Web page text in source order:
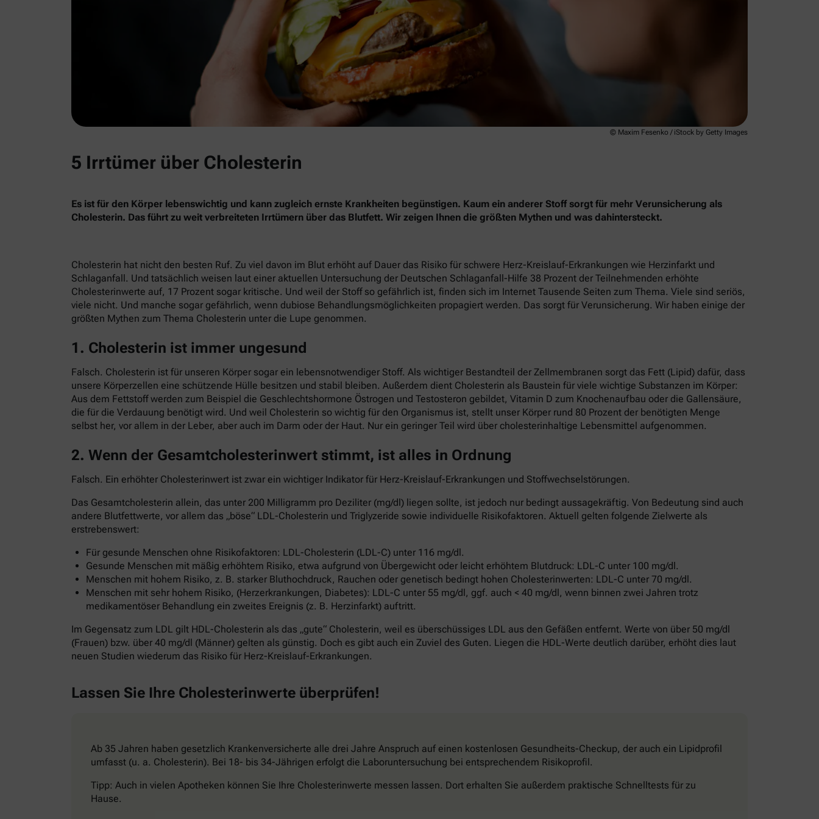
© Maxim Fesenko / iStock by Getty Images
5 Irrtümer über Cholesterin
Es ist für den Körper lebenswichtig und kann zugleich ernste Krankheiten begünstigen. Kaum ein anderer Stoff sorgt für mehr Verunsicherung als
Cholesterin. Das führt zu weit verbreiteten Irrtümern über das Blutfett. Wir zeigen Ihnen die größten Mythen und was dahintersteckt.
Cholesterin hat nicht den besten Ruf. Zu viel davon im Blut erhöht auf Dauer das Risiko für schwere Herz-Kreislauf-Erkrankungen wie Herzinfarkt und
Schlaganfall. Und tatsächlich weisen laut einer aktuellen Untersuchung der Deutschen Schlaganfall-Hilfe 38 Prozent der Teilnehmenden erhöhte
Cholesterinwerte auf, 17 Prozent sogar kritische. Und weil der Stoff so gefährlich ist, finden sich im Internet Tausende Seiten zum Thema. Viele sind seriös,
viele nicht. Und manche sogar gefährlich, wenn dubiose Behandlungsmöglichkeiten propagiert werden. Das sorgt für Verunsicherung. Wir haben einige der
größten Mythen zum Thema Cholesterin unter die Lupe genommen.
1. Cholesterin ist immer ungesund
Falsch. Cholesterin ist für unseren Körper sogar ein lebensnotwendiger Stoff. Als wichtiger Bestandteil der Zellmembranen sorgt das Fett (Lipid) dafür, dass
unsere Körperzellen eine schützende Hülle besitzen und stabil bleiben. Außerdem dient Cholesterin als Baustein für viele wichtige Substanzen im Körper:
Aus dem Fettstoff werden zum Beispiel die Geschlechtshormone Östrogen und Testosteron gebildet, Vitamin D zum Knochenaufbau oder die Gallensäure,
die für die Verdauung benötigt wird. Und weil Cholesterin so wichtig für den Organismus ist, stellt unser Körper rund 80 Prozent der benötigten Menge
selbst her, vor allem in der Leber, aber auch im Darm oder der Haut. Nur ein geringer Teil wird über cholesterinhaltige Lebensmittel aufgenommen.
2. Wenn der Gesamtcholesterinwert stimmt, ist alles in Ordnung
Falsch. Ein erhöhter Cholesterinwert ist zwar ein wichtiger Indikator für Herz-Kreislauf-Erkrankungen und Stoffwechselstörungen.
Das Gesamtcholesterin allein, das unter 200 Milligramm pro Deziliter (mg/dl) liegen sollte, ist jedoch nur bedingt aussagekräftig. Von Bedeutung sind auch
andere Blutfettwerte, vor allem das „böse“ LDL-Cholesterin und Triglyzeride sowie individuelle Risikofaktoren. Aktuell gelten folgende Zielwerte als
erstrebenswert:
Für gesunde Menschen ohne Risikofaktoren: LDL-Cholesterin (LDL-C) unter 116 mg/dl.
Gesunde Menschen mit mäßig erhöhtem Risiko, etwa aufgrund von Übergewicht oder leicht erhöhtem Blutdruck: LDL-C unter 100 mg/dl.
Menschen mit hohem Risiko, z. B. starker Bluthochdruck, Rauchen oder genetisch bedingt hohen Cholesterinwerten: LDL-C unter 70 mg/dl.
Menschen mit sehr hohem Risiko, (Herzerkrankungen, Diabetes): LDL-C unter 55 mg/dl, ggf. auch < 40 mg/dl, wenn binnen zwei Jahren trotz
medikamentöser Behandlung ein zweites Ereignis (z. B. Herzinfarkt) auftritt.
Im Gegensatz zum LDL gilt HDL-Cholesterin als das „gute“ Cholesterin, weil es überschüssiges LDL aus den Gefäßen entfernt. Werte von über 50 mg/dl
(Frauen) bzw. über 40 mg/dl (Männer) gelten als günstig. Doch es gibt auch ein Zuviel des Guten. Liegen die HDL-Werte deutlich darüber, erhöht dies laut
neuen Studien wiederum das Risiko für Herz-Kreislauf-Erkrankungen.
Lassen Sie Ihre Cholesterinwerte überprüfen!
Ab 35 Jahren haben gesetzlich Krankenversicherte alle drei Jahre Anspruch auf einen kostenlosen Gesundheits-Checkup, der auch ein Lipidprofil
umfasst (u. a. Cholesterin). Bei 18- bis 34-Jährigen erfolgt die Laboruntersuchung bei entsprechendem Risikoprofil.
Tipp: Auch in vielen Apotheken können Sie Ihre Cholesterinwerte messen lassen. Dort erhalten Sie außerdem praktische Schnelltests für zu
Hause.